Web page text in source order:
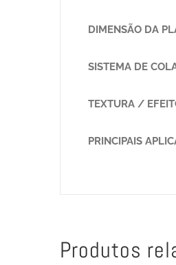
DIMENSÃO DA
SISTEMA DE
TEXTURA /
PRINCIPAIS
Produtos